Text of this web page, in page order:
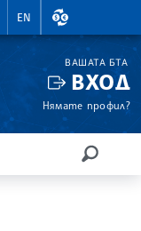
EN
ВАЛУТНИ
ВАШАТА БТА
ВХОД
Нямате профил?